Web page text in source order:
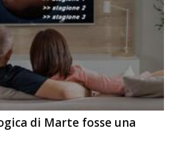
di Marte fosse una